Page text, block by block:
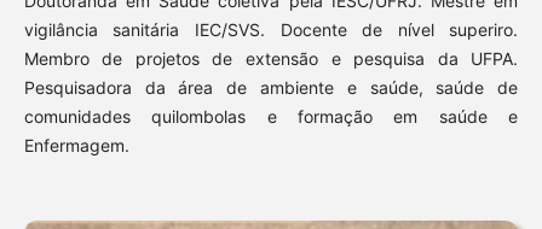
vigilância sanitária IEC/SVS. Docente de nível superiro.
Membro de projetos de extensão e pesquisa da UFPA.
Pesquisadora da área de ambiente e saúde, saúde de
comunidades quilombolas e formação em saúde e
Enfermagem.